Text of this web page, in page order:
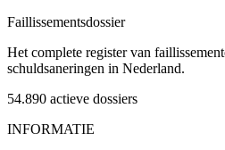
Faillissementsdossier
Het complete register van
schuldsaneringen in Nederland.
54.890 actieve dossiers
INFORMATIE